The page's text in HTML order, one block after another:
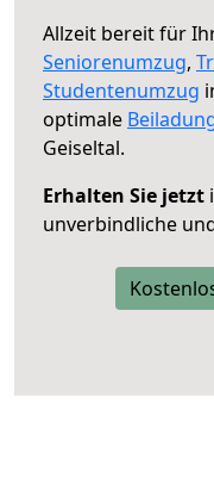
Allzeit bereit für
Seniorenumzug,
Studentenumzug
optimale
Geiseltal.
Erhalten Sie jetzt
unverbindliche